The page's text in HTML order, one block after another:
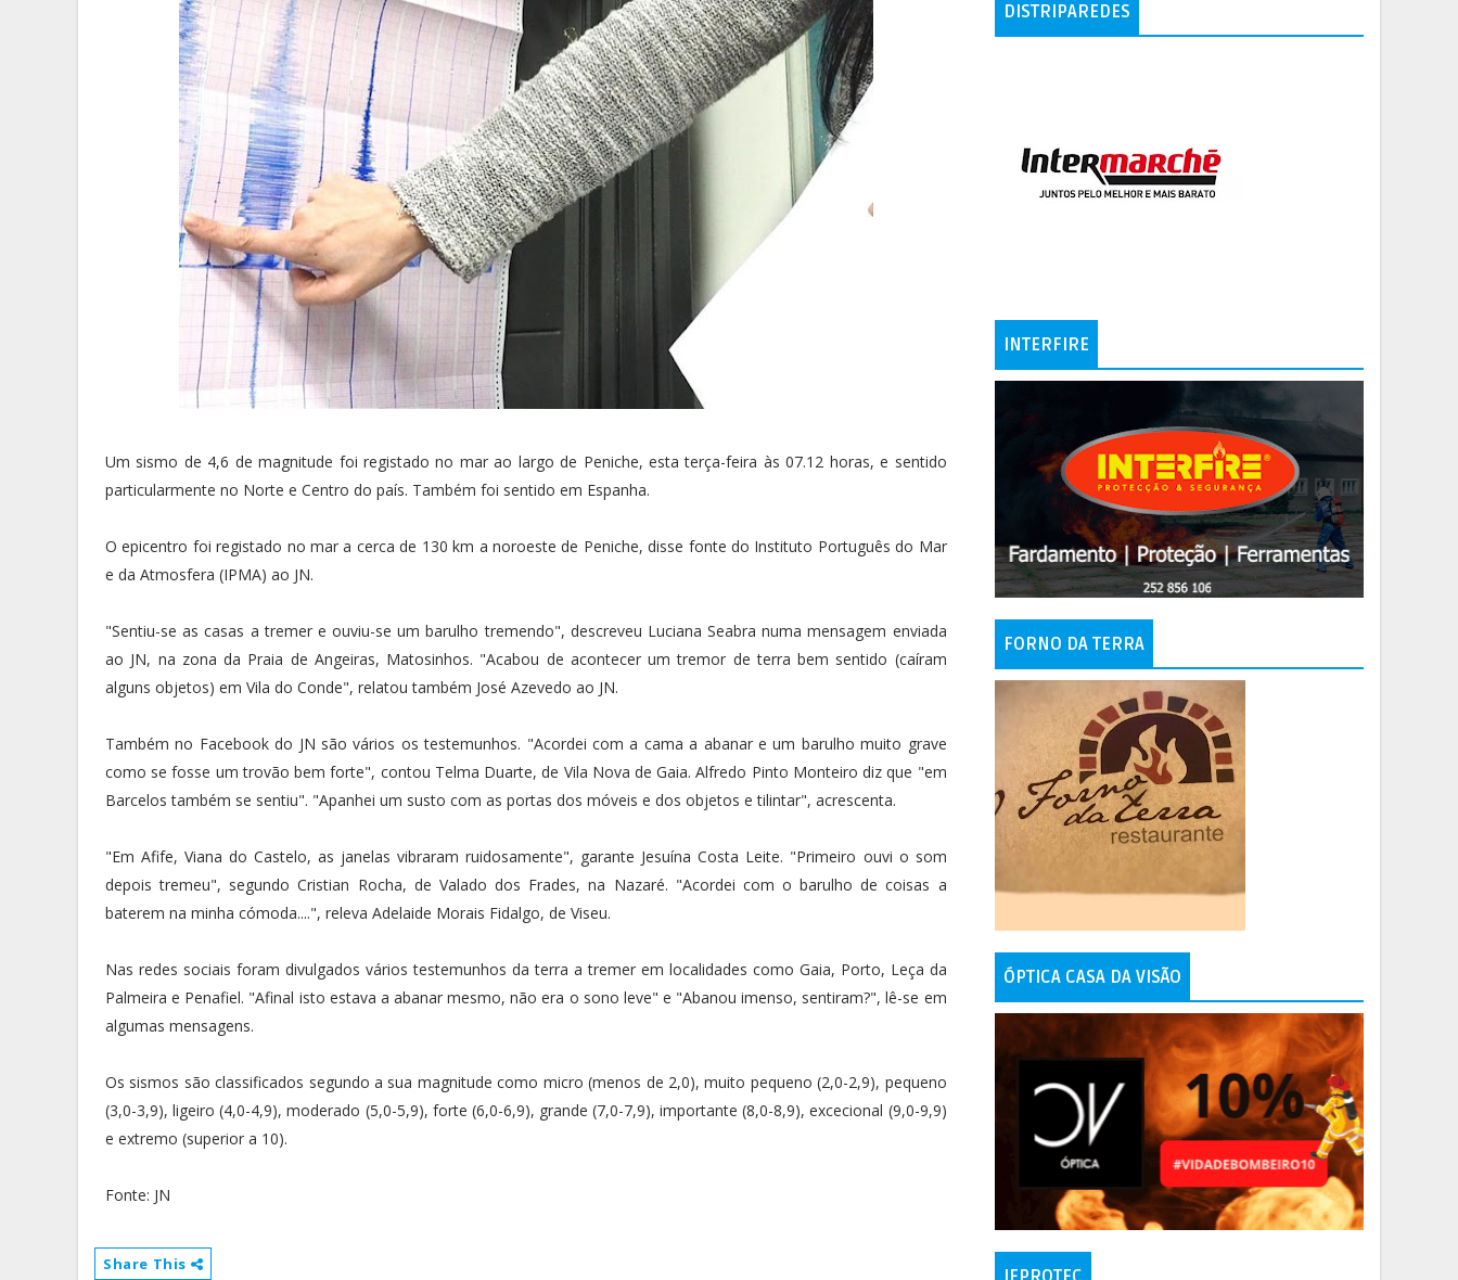
Um sismo de 4,6 de magnitude foi registado no mar ao largo de Peniche, esta terça-feira às 07.12 horas, e sentido
particularmente no Norte e Centro do país. Também foi sentido em Espanha.
O epicentro foi registado no mar a cerca de 130 km a noroeste de Peniche, disse fonte do Instituto Português do Mar
e da Atmosfera (IPMA) ao JN.
"Sentiu-se as casas a tremer e ouviu-se um barulho tremendo", descreveu Luciana Seabra numa mensagem enviada
ao JN, na zona da Praia de Angeiras, Matosinhos. "Acabou de acontecer um tremor de terra bem sentido (caíram
alguns objetos) em Vila do Conde", relatou também José Azevedo ao JN.
Também no Facebook do JN são vários os testemunhos. "Acordei com a cama a abanar e um barulho muito grave
como se fosse um trovão bem forte", contou Telma Duarte, de Vila Nova de Gaia. Alfredo Pinto Monteiro diz que "em
Barcelos também se sentiu". "Apanhei um susto com as portas dos móveis e dos objetos e tilintar", acrescenta.
"Em Afife, Viana do Castelo, as janelas vibraram ruidosamente", garante Jesuína Costa Leite. "Primeiro ouvi o som
depois tremeu", segundo Cristian Rocha, de Valado dos Frades, na Nazaré. "Acordei com o barulho de coisas a
baterem na minha cómoda....", releva Adelaide Morais Fidalgo, de Viseu.
Nas redes sociais foram divulgados vários testemunhos da terra a tremer em localidades como Gaia, Porto, Leça da
Palmeira e Penafiel. "Afinal isto estava a abanar mesmo, não era o sono leve" e "Abanou imenso, sentiram?", lê-se em
algumas mensagens.
Os sismos são classificados segundo a sua magnitude como micro (menos de 2,0), muito pequeno (2,0-2,9), pequeno
(3,0-3,9), ligeiro (4,0-4,9), moderado (5,0-5,9), forte (6,0-6,9), grande (7,0-7,9), importante (8,0-8,9), excecional (9,0-9,9)
e extremo (superior a 10).
Fonte: JN
Share This
DISTRIPAREDES
INTERFIRE
FORNO DA TERRA
ÓPTICA CASA DA VISÃO